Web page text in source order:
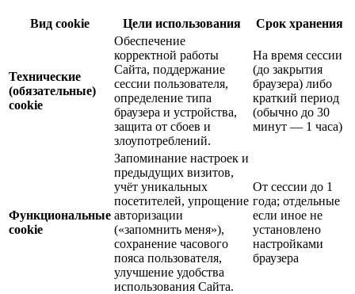
Вид cookie Цели использования Срок хранения
Технические
(обязательные)
cookie
Обеспечение
корректной работы
Сайта, поддержание
сессии пользователя,
определение типа
браузера и устройства,
защита от сбоев и
злоупотреблений.
На время сессии
(до закрытия
браузера) либо
краткий период
(обычно до 30
минут — 1 часа)
Функциональные
cookie
Запоминание настроек и
предыдущих визитов,
учёт уникальных
посетителей, упрощение
авторизации
(«запомнить меня»),
сохранение часового
пояса пользователя,
улучшение удобства
использования Сайта.
От сессии до 1
года; отдельные
если иное не
установлено
настройками
браузера